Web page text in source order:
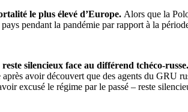
le plus élevé d’Europe. Alors que la
pendant la pandémie par rapport à la
silencieux face au différend tchéco-russe.
avoir découvert que des agents du GRU
excusé le régime par le passé – reste